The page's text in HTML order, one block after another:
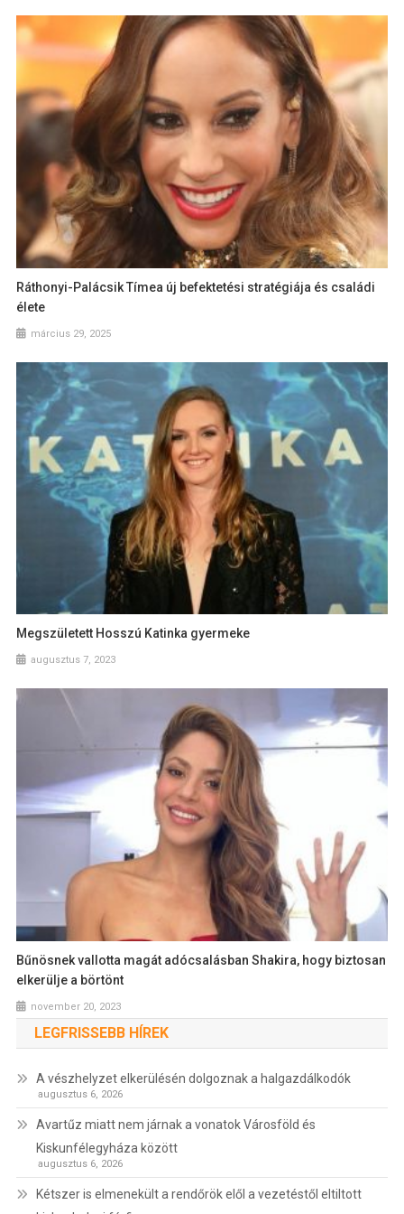
Ráthonyi-Palácsik Tímea új befektetési stratégiája és családi
élete
március 29, 2025
Megszületett Hosszú Katinka gyermeke
augusztus 7, 2023
Bűnösnek vallotta magát adócsalásban Shakira, hogy biztosan
elkerülje a börtönt
november 20, 2023
LEGFRISSEBB HÍREK
A vészhelyzet elkerülésén dolgoznak a halgazdálkodók
augusztus 6, 2026
Avartűz miatt nem járnak a vonatok Városföld és
Kiskunfélegyháza között
augusztus 6, 2026
Kétszer is elmenekült a rendőrök elől a vezetéstől eltiltott